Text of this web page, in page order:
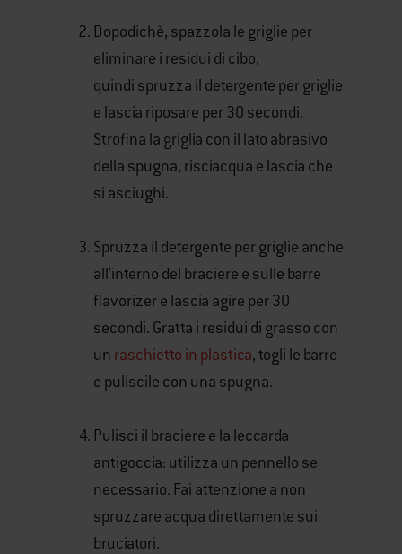
Dopodichè, spazzola le griglie per
eliminare i residui di cibo,
quindi spruzza il detergente per griglie
e lascia riposare per 30 secondi.
Strofina la griglia con il lato abrasivo
della spugna, risciacqua e lascia che
si asciughi.
Spruzza il detergente per griglie anche
all'interno del braciere e sulle barre
flavorizer e lascia agire per 30
secondi. Gratta i residui di grasso con
un raschietto in plastica, togli le barre
e puliscile con una spugna.
Pulisci il braciere e la leccarda
antigoccia: utilizza un pennello se
necessario. Fai attenzione a non
spruzzare acqua direttamente sui
bruciatori.